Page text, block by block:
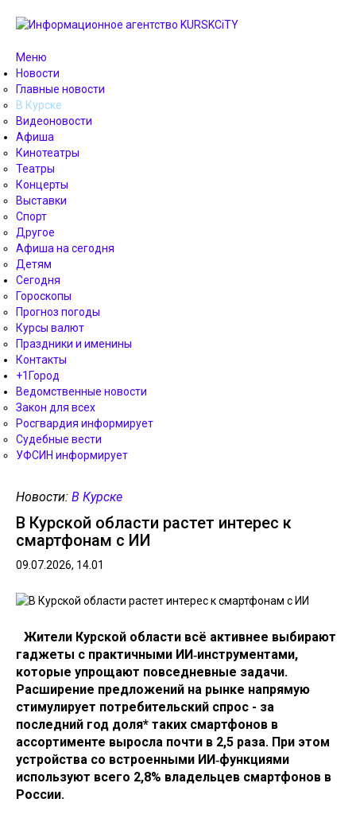
Меню
Новости
Главные новости
В Курске
Видеоновости
Афиша
Кинотеатры
Театры
Концерты
Выставки
Спорт
Другое
Афиша на сегодня
Детям
Сегодня
Гороскопы
Прогноз погоды
Курсы валют
Праздники и именины
Контакты
+1Город
Ведомственные новости
Закон для всех
Росгвардия информирует
Судебные вести
УФСИН информирует
Новости: В Курске
В Курской области растет интерес к
смартфонам с ИИ
09.07.2026, 14.01
Жители Курской области всё активнее выбирают
гаджеты с практичными ИИ‑инструментами,
которые упрощают повседневные задачи.
Расширение предложений на рынке напрямую
стимулирует потребительский спрос - за
последний год доля* таких смартфонов в
ассортименте выросла почти в 2,5 раза. При этом
устройства со встроенными ИИ‑функциями
используют всего 2,8% владельцев смартфонов в
России.